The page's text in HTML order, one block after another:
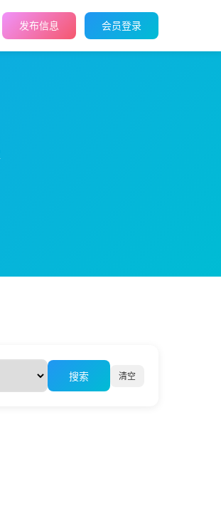
发布信息 会员登录
搜索 清空